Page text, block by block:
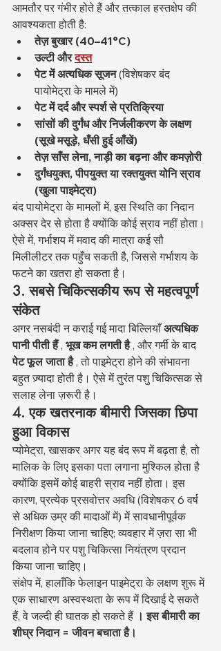
आमतौर पर गंभीर होते हैं और तत्काल हस्तक्षेप की
आवश्यकता होती है:
तेज़ बुखार (40–41°C)
उल्टी और दस्त
पेट में अत्यधिक सूजन (विशेषकर बंद
पायोमेट्रा के मामले में)
पेट में दर्द और स्पर्श से प्रतिक्रिया
सांसों की दुर्गंध और निर्जलीकरण के लक्षण
(सूखे मसूड़े, धँसी हुई आँखें)
तेज़ साँस लेना, नाड़ी का बढ़ना और कमज़ोरी
दुर्गंधयुक्त, पीपयुक्त या रक्तयुक्त योनि स्राव
(खुला पाइमेट्रा)
बंद पायोमेट्रा के मामलों में, इस स्थिति का निदान
अक्सर देर से होता है क्योंकि कोई स्राव नहीं होता।
ऐसे में, गर्भाशय में मवाद की मात्रा कई सौ
मिलीलीटर तक पहुँच सकती है, जिससे गर्भाशय के
फटने का खतरा हो सकता है।
3. सबसे चिकित्सकीय रूप से महत्वपूर्ण
संकेत
अगर नसबंदी न कराई गई मादा बिल्लियाँ अत्यधिक
पानी पीती हैं , भूख कम लगती है , और गर्मी के बाद
पेट फूल जाता है , तो पाइमेट्रा होने की संभावना
बहुत ज़्यादा होती है। ऐसे में तुरंत पशु चिकित्सक से
सलाह लेना ज़रूरी है।
4. एक खतरनाक बीमारी जिसका छिपा
हुआ विकास
प्योमेट्रा, खासकर अगर यह बंद रूप में बढ़ता है, तो
मालिक के लिए इसका पता लगाना मुश्किल होता है
क्योंकि इसमें कोई बाहरी स्राव नहीं होता। इस
कारण, प्रत्येक प्रसवोत्तर अवधि (विशेषकर 6 वर्ष
से अधिक उम्र की मादाओं में) में सावधानीपूर्वक
निरीक्षण किया जाना चाहिए; व्यवहार में ज़रा सा भी
बदलाव होने पर पशु चिकित्सा नियंत्रण प्रदान
किया जाना चाहिए।
संक्षेप में, हालाँकि फेलाइन पाइमेट्रा के लक्षण शुरू में
एक साधारण अस्वस्थता के रूप में दिखाई दे सकते
हैं, वे जल्दी ही घातक हो सकते हैं । इस बीमारी का
शीघ्र निदान = जीवन बचाता है।